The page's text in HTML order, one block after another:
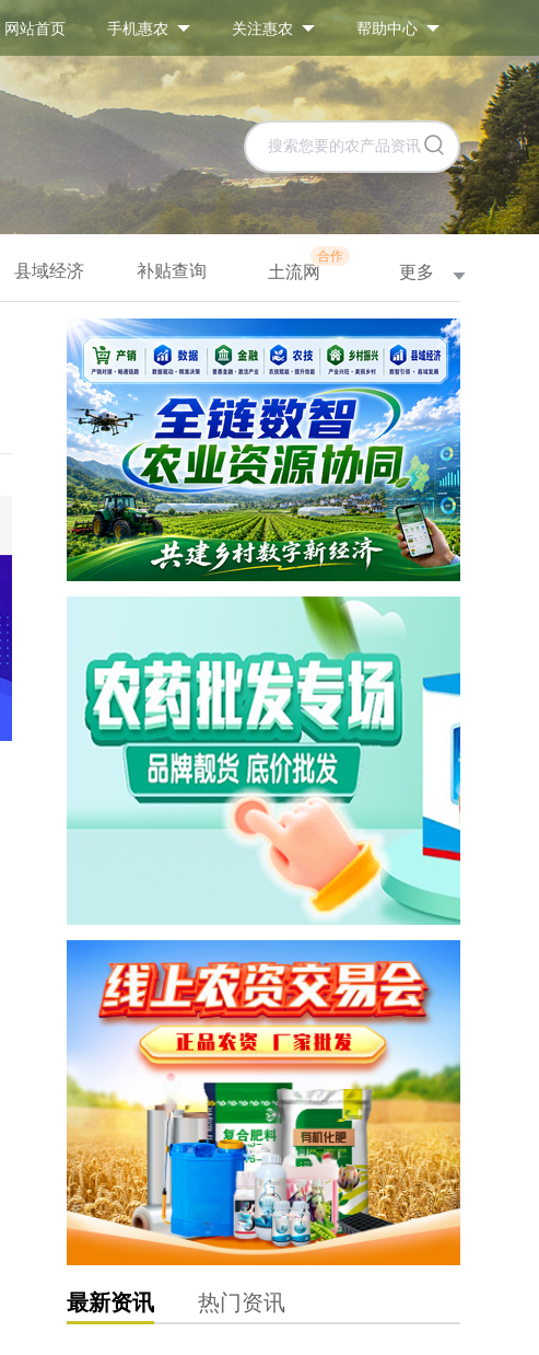
网站首页 手机惠农 关注惠农 帮助中心
县域经济 补贴查询 土流网
合作
更多
最新资讯 热门资讯